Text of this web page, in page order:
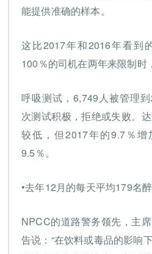
能提供准确的样本。
这比2017年和2016年看到
100％的司机在两年来限制时
呼吸测试，6,749人被管理
次测试积极，拒绝或失败。
较低，但2017年的9.7％
9.5％。
•去年12月的每天平均179名
NPCC的道路警务领先，主
告说：“在饮料或毒品的影响